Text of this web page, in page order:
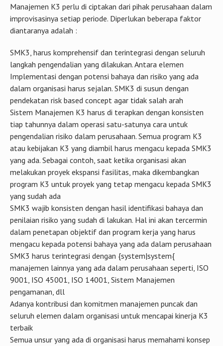
Manajemen K3 perlu di ciptakan dari pihak perusahaan dalam
improvisasinya setiap periode. Diperlukan beberapa faktor
diantaranya adalah :
SMK3, harus komprehensif dan terintegrasi dengan seluruh
langkah pengendalian yang dilakukan. Antara elemen
Implementasi dengan potensi bahaya dan risiko yang ada
dalam organisasi harus sejalan. SMK3 di susun dengan
pendekatan risk based concept agar tidak salah arah
Sistem Manajemen K3 harus di terapkan dengan konsisten
tiap tahunnya dalam operasi satu-satunya cara untuk
pengendalian risiko dalam perusahaan. Semua program K3
atau kebijakan K3 yang diambil harus mengacu kepada SMK3
yang ada. Sebagai contoh, saat ketika organisasi akan
melakukan proyek ekspansi fasilitas, maka dikembangkan
program K3 untuk proyek yang tetap mengacu kepada SMK3
yang sudah ada
SMK3 wajib konsisten dengan hasil identifikasi bahaya dan
penilaian risiko yang sudah di lakukan. Hal ini akan tercermin
dalam penetapan objektif dan program kerja yang harus
mengacu kepada potensi bahaya yang ada dalam perusahaan
SMK3 harus terintegrasi dengan {system|system{
manajemen lainnya yang ada dalam perusahaan seperti, ISO
9001, ISO 45001, ISO 14001, Sistem Manajemen
pengamanan, dll
Adanya kontribusi dan komitmen manajemen puncak dan
seluruh elemen dalam organisasi untuk mencapai kinerja K3
terbaik
Semua unsur yang ada di organisasi harus memahami konsep